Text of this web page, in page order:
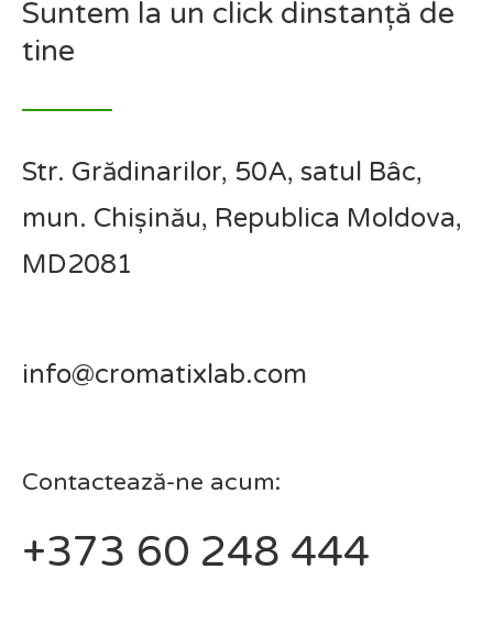
Suntem la un click dinstanță de
tine
Str. Grădinarilor, 50A, satul Bâc,
mun. Chișinău, Republica Moldova,
MD2081
info@cromatixlab.com
Contactează-ne acum:
+373 60 248 444